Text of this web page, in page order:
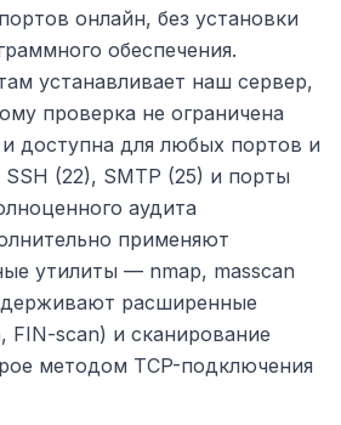
онлайн, без установки
обеспечения.
устанавливает наш сервер,
проверка не ограничена
доступна для любых портов и
(22), SMTP (25) и порты
аудита
применяют
утилиты — nmap, masscan
расширенные
FIN-scan) и сканирование
методом TCP-подключения